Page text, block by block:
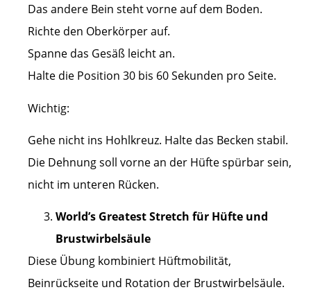
Das andere Bein steht vorne auf dem Boden.
Richte den Oberkörper auf.
Spanne das Gesäß leicht an.
Halte die Position 30 bis 60 Sekunden pro Seite.
Wichtig:
Gehe nicht ins Hohlkreuz. Halte das Becken stabil.
Die Dehnung soll vorne an der Hüfte spürbar sein,
nicht im unteren Rücken.
World’s Greatest Stretch für Hüfte und
Brustwirbelsäule
Diese Übung kombiniert Hüftmobilität,
Beinrückseite und Rotation der Brustwirbelsäule.